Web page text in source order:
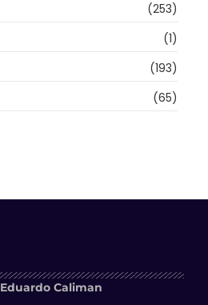
(253)
(1)
(193)
(65)
Eduardo Caliman